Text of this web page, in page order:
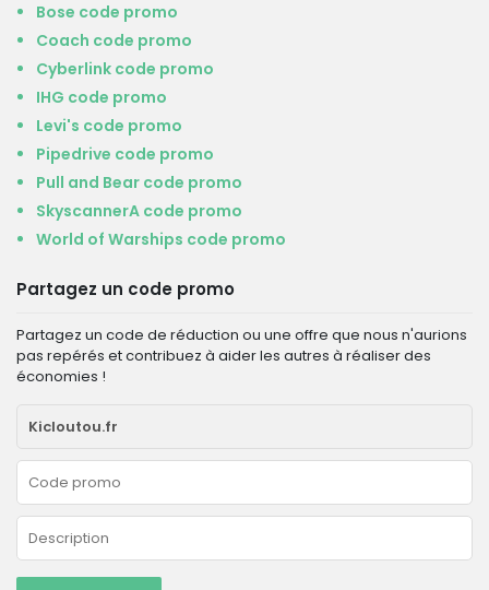
Bose code promo
Coach code promo
Cyberlink code promo
IHG code promo
Levi's code promo
Pipedrive code promo
Pull and Bear code promo
SkyscannerA code promo
World of Warships code promo
Partagez un code promo
Partagez un code de réduction ou une offre que nous n'aurions
pas repérés et contribuez à aider les autres à réaliser des
économies !